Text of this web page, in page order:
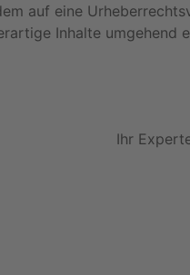
auf eine
Inhalte umgehend
Ihr